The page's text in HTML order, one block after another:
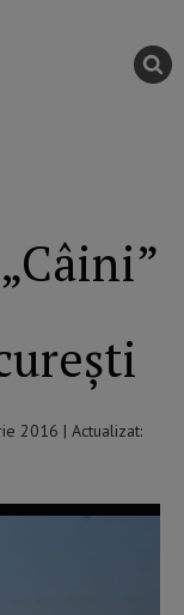
2016 | Actualizat: